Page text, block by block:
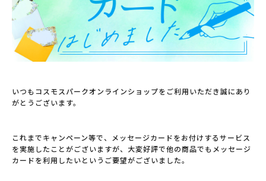
いつもコスモスパークオンラインショップをご利用いただき誠にあり
がとうございます。
これまでキャンペーン等で、メッセージカードをお付けするサービス
を実施したことがございますが、 大変好評で他の商品でもメッセージ
カードを利用したいというご要望がございました。